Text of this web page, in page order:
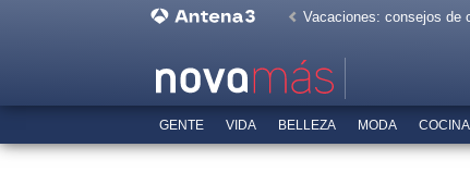
Vacaciones: consejos de
GENTE VIDA BELLEZA MODA COCINA